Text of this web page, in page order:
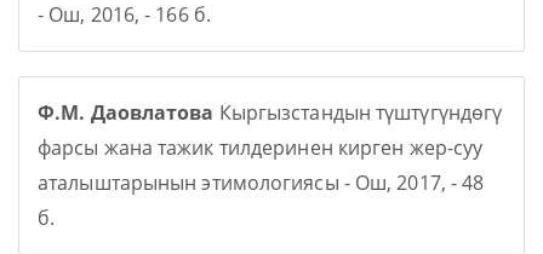
- Ош, 2016, - 166 б.
Ф.М. Даовлатова Кыргызстандын түштүгүндөгү
фарсы жана тажик тилдеринен кирген жер-суу
аталыштарынын этимологиясы - Ош, 2017, - 48
б.